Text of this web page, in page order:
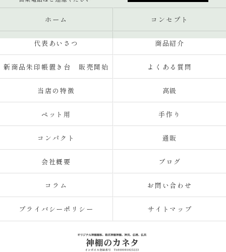
ホーム コンセプト
代表あいさつ 商品紹介
新商品朱印帳置き台 販売開始 よくある質問
当店の特徴 高級
ペット用 手作り
コンパクト 通販
会社概要 ブログ
コラム お問い合わせ
プライバシーポリシー サイトマップ